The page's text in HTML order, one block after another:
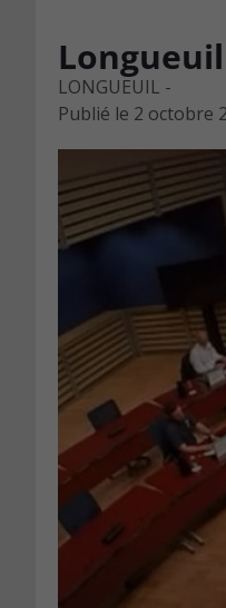
LONGUEUIL -
Publié le 2 octobre